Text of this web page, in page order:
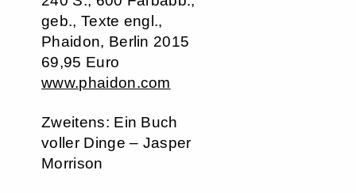
geb., Texte engl.,
Phaidon, Berlin 2015
69,95 Euro
www.phaidon.com
Zweitens: Ein Buch
voller Dinge – Jasper
Morrison